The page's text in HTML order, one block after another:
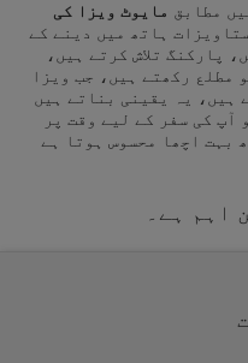
مطابق
مایوٹ ویزا کی
ہاتھ میں دینے کے
پارکنگ تلاش کرتے ہیں،
مطلع رکھتے ہیں، جب ویزا
ہیں، یہ یقینی بناتے ہیں
آپ کی سفر کے لیے وقت پر
بہت اچھا محسوس ہوتا ہے
اہم ہے۔